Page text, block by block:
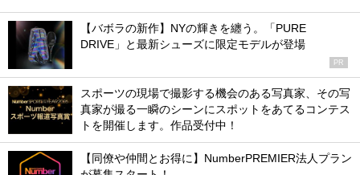
【バボラの新作】NYの輝きを纏う。「PURE
DRIVE」と最新シューズに限定モデルが登場
PR
スポーツの現場で撮影する機会のある写真家、その写
真家が撮る一瞬のシーンにスポットをあてるコンテス
トを開催します。作品受付中！
【同僚や仲間とお得に】NumberPREMIER法人プラン